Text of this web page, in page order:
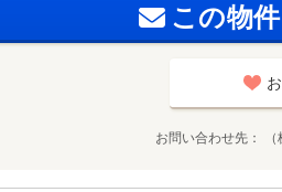
この物
お問い合わせ先